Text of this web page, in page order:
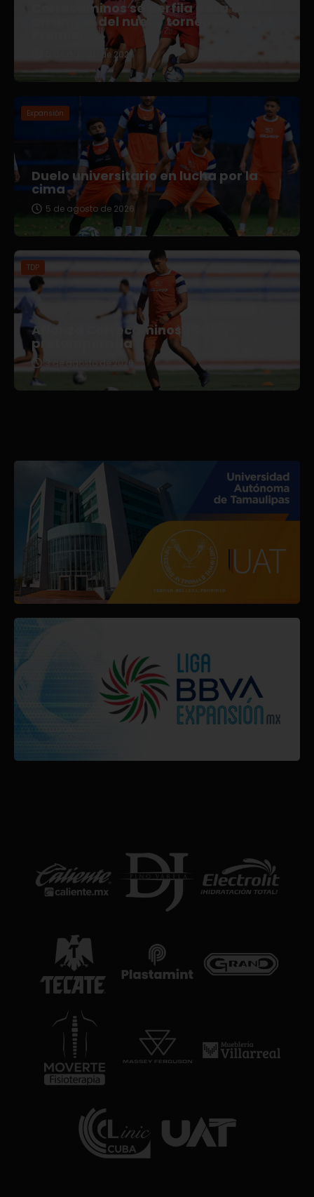
Correcaminos se perfila para el
arranque del nuevo torneo en Liga
5 de agosto de 2026
Expansión
Duelo universitario en lucha por la
cima
5 de agosto de 2026
TDP
Afianza Correcaminos TDP su
pretemporada
3 de agosto de 2026